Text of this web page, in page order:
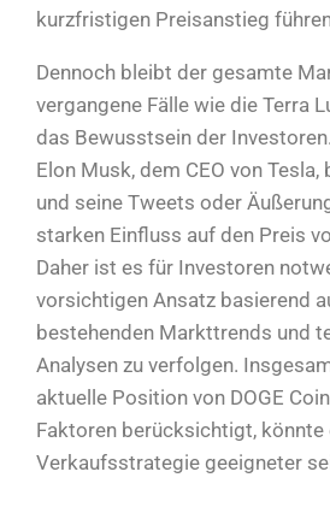
kurzfristigen Preisanstieg
Dennoch bleibt der gesamte
vergangene Fälle wie die Terra
das Bewusstsein der
Elon Musk, dem CEO von
und seine Tweets oder
starken Einfluss auf den Preis
Daher ist es für Investoren
vorsichtigen Ansatz basierend
bestehenden Markttrends und
Analysen zu verfolgen.
aktuelle Position von DOGE
Faktoren berücksichtigt, könnte
Verkaufsstrategie geeigneter